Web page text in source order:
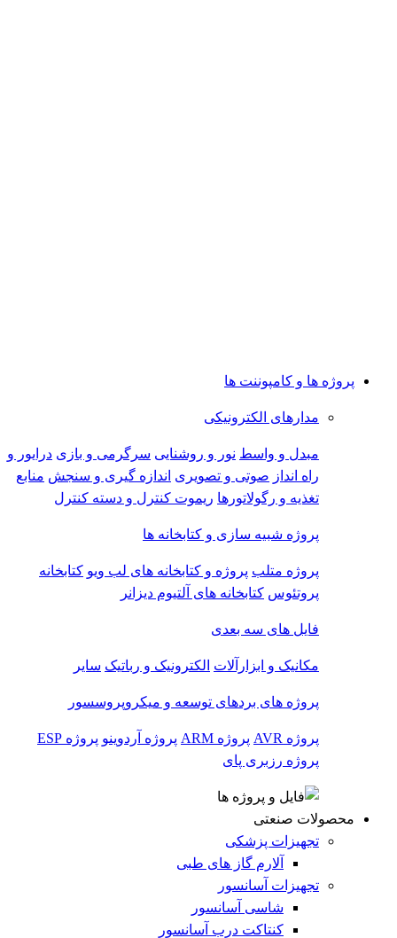
پروژه ها و کامپوننت ها
مدارهای الکترونیکی
مبدل و واسط نور و روشنایی سرگرمی و بازی درایور و
راه انداز صوتی و تصویری اندازه گیری و سنجش منابع
تغذیه و رگولاتورها ریموت کنترل و دسته کنترل
پروژه شبیه سازی و کتابخانه ها
پروژه متلب پروژه و کتابخانه های لب ویو کتابخانه
پروتئوس کتابخانه های آلتیوم دیزانر
فایل های سه بعدی
مکانیک و ابزارآلات الکترونیک و رباتیک سایر
پروژه های بردهای توسعه و میکروپروسسور
پروژه AVR پروژه ARM پروژه آردوینو پروژه ESP
پروژه رزبری پای
محصولات صنعتی
تجهیزات پزشکی
آلارم گاز های طبی
تجهیزات آسانسور
شاسی آسانسور
کنتاکت درب آسانسور